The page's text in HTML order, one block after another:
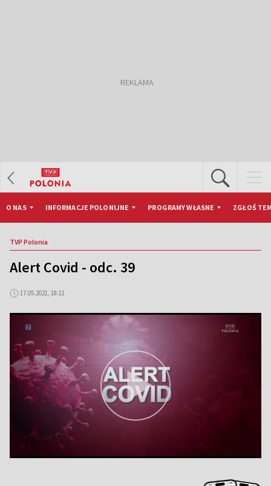
O NAS INFORMACJE POLONIJNE PROGRAMY WŁASNE ZGŁOŚ
TVP Polonia
Alert Covid - odc. 39
17.05.2021, 18:11